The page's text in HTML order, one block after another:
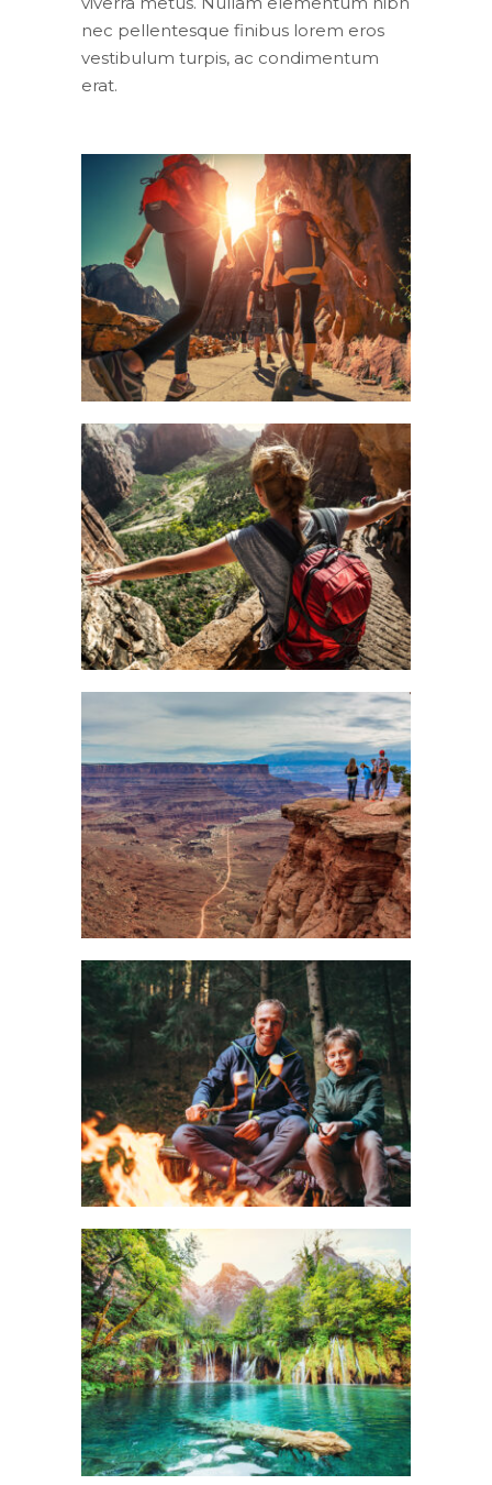
nec pellentesque finibus lorem eros
vestibulum turpis, ac condimentum
erat.